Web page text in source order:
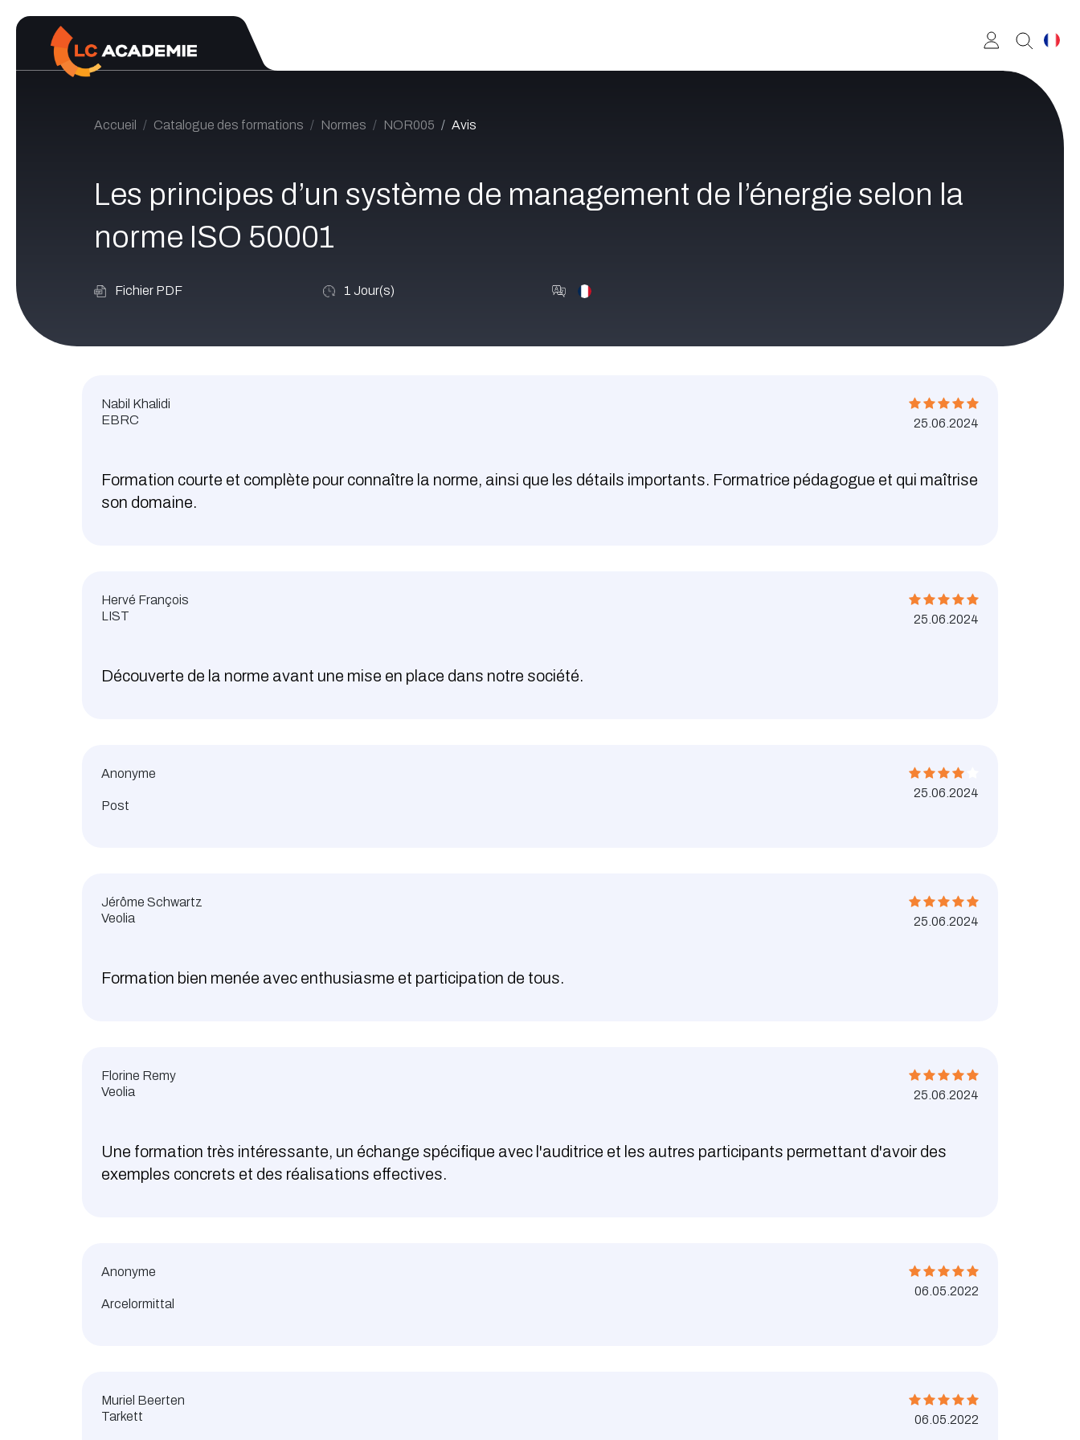
Accueil Catalogue des formations Normes NOR005 Avis
Les principes d’un système de management de l’énergie selon la
norme ISO 50001
Fichier PDF 1 Jour(s)
Nabil Khalidi
EBRC
25.06.2024
Formation courte et complète pour connaître la norme, ainsi que les détails importants. Formatrice pédagogue et qui maîtrise
son domaine.
Hervé François
LIST
25.06.2024
Découverte de la norme avant une mise en place dans notre société.
Anonyme
Post
25.06.2024
Jérôme Schwartz
Veolia
25.06.2024
Formation bien menée avec enthusiasme et participation de tous.
Florine Remy
Veolia
25.06.2024
Une formation très intéressante, un échange spécifique avec l'auditrice et les autres participants permettant d'avoir des
exemples concrets et des réalisations effectives.
Anonyme
Arcelormittal
06.05.2022
Muriel Beerten
Tarkett
06.05.2022